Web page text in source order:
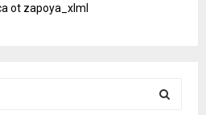
ot zapoya_xlml